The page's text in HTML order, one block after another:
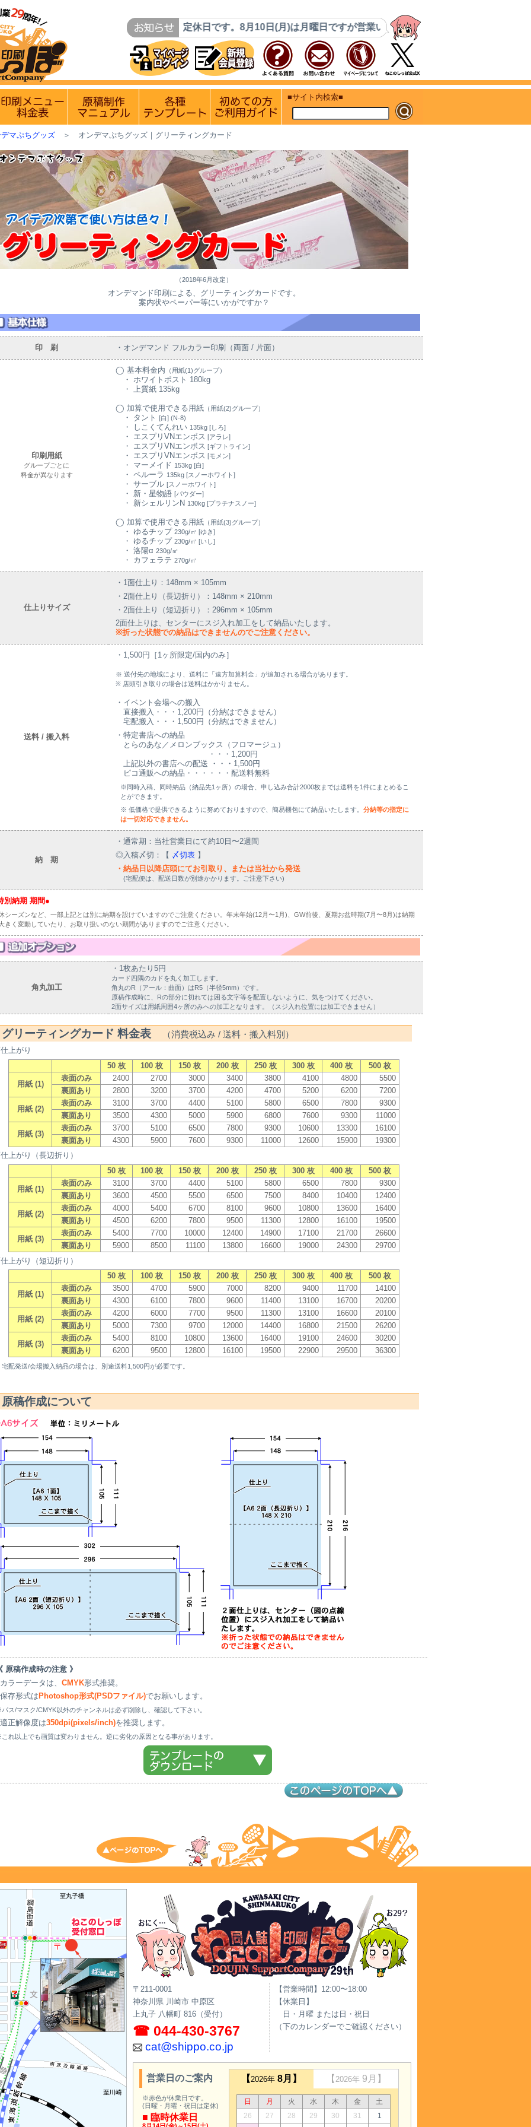
のお知らせ】 8月9日(日)は定休日です。8月10日(月)は月曜日ですが営業いたします。8月14日(金)・15日(土)はコミケ搬
初めての方 ご利用ガイド
■サイト内検索■
マぷちグッズ＞ オンデマぷちグッズ｜グリーティングカード
（2018年6月改定）
オンデマンド印刷による、グリーティングカードです。
案内状やペーパー等にいかがですか？
印 刷 ・オンデマンド フルカラー印刷（両面 / 片面）
印刷用紙
グループごとに
料金が異なります
◯ 基本料金内 （用紙(1)グループ）
・ ホワイトポスト 180kg
・ 上質紙 135kg
◯ 加算で使用できる用紙（用紙(2)グループ）
・ タント [白] (N-8)
・ しこくてんれい 135kg [しろ]
・ エスプリVNエンボス [アラレ]
・ エスプリVNエンボス [ギフトライン]
・ エスプリVNエンボス [モメン]
・ マーメイド 153kg [白]
・ ペルーラ 135kg [スノーホワイト]
・ サーブル [スノーホワイト]
・ 新・星物語 [パウダー]
・ 新シェルリンN 130kg [プラチナスノー]
◯ 加算で使用できる用紙（用紙(3)グループ）
・ ゆるチップ 230g/㎡ [ゆき]
・ ゆるチップ 230g/㎡ [いし]
・ 洛陽α 230g/㎡
・ カフェラテ 270g/㎡
仕上りサイズ
・1面仕上り：148mm × 105mm
・2面仕上り（長辺折り）：148mm × 210mm
・2面仕上り（短辺折り）：296mm × 105mm
2面仕上りは、センターにスジ入れ加工をして納品いたします。
※折った状態での納品はできませんのでご注意ください。
送料 / 搬入料
・1,500円［1ヶ所限定/国内のみ］
※ 送付先の地域により、送料に「遠方加算料金」が追加される場合があります。
※ 店頭引き取りの場合は送料はかかりません。
・イベント会場への搬入
直接搬入・・・1,200円（分納はできません）
宅配搬入・・・1,500円（分納はできません）
・特定書店への納品
とらのあな／メロンブックス（フロマージュ）
・・・1,200円
上記以外の書店への配送 ・・・1,500円
ピコ通販への納品・・・・・・配送料無料
※同時入稿、同時納品（納品先1ヶ所）の場合、申し込み合計2000枚までは送料を1件にまとめるこ
とができます。
※ 低価格で提供できるように努めておりますので、簡易梱包にて納品いたします。 分納等の指定に
は一切対応できません。
納 期
・通常期：当社営業日にて約10日〜2週間
◎入稿〆切：【 〆切表】
・納品日以降店頭にてお引取り、または当社から発送
(宅配便は、配送日数が別途かかります。ご注意下さい)
別納期 期間●
シーズンなど、一部上記とは別に納期を設けていますのでご注意ください。年末年始(12月〜1月)、GW前後、夏期お盆時期(7月〜8月)は納期
きく変動していたり、お取り扱いのない期間がありますのでご注意ください。
角丸加工
・1枚あたり5円
カード四隅のカドを丸く加工します。
角丸のR（アール：曲面）はR5（半径5mm）です。
原稿作成時に、Rの部分に切れては困る文字等を配置しないように、気をつけてください。
2面サイズは用紙周囲4ヶ所のみへの加工となります。（スジ入れ位置には加工できません）
グリーティングカード 料金表 （消費税込み / 送料・搬入料別）
上がり
50 枚
100 枚 150 枚 200 枚 250 枚 300 枚 400 枚 500 枚
用紙 (1)
表面のみ 2400 2700 3000 3400 3800 4100 4800
5500
裏面あり
2800 3200 3700 4200 4700 5200 6200 7200
用紙 (2)
表面のみ 3100 3700 4400 5100 5800 6500 7800
9300
裏面あり
3500 4300 5000 5900 6800 7600 9300 11000
用紙 (3)
表面のみ 3700 5100 6500 7800 9300 10600 13300
16100
裏面あり
4300 5900 7600 9300 11000 12600 15900
19300
上がり（長辺折り）
50 枚
100 枚 150 枚 200 枚 250 枚 300 枚 400 枚 500 枚
用紙 (1)
表面のみ 3100 3700 4400 5100 5800 6500 7800
9300
裏面あり
3600 4500 5500 6500 7500 8400 10400 12400
用紙 (2)
表面のみ 4000 5400 6700 8100 9600 10800 13600
16400
裏面あり
4500 6200 7800 9500 11300 12800 16100 19500
用紙 (3)
表面のみ 5400 7700 10000 12400 14900 17100 21700
26600
裏面あり
5900 8500 11100 13800 16600 19000 24300
29700
上がり（短辺折り）
50 枚
100 枚 150 枚 200 枚 250 枚 300 枚 400 枚 500 枚
用紙 (1)
表面のみ 3500 4700 5900 7000 8200 9400 11700
14100
裏面あり
4300 6100 7800 9600 11400 13100 16700 20200
用紙 (2)
表面のみ 4200 6000 7700 9500 11300 13100 16600
20100
裏面あり
5000 7300 9700 12000 14400 16800 21500 26200
用紙 (3)
表面のみ 5400 8100 10800 13600 16400 19100 24600
30200
裏面あり
6200 9500 12800 16100 19500 22900 29500 36300
配発送/会場搬入納品の場合は、別途送料1,500円が必要です。
原稿作成について
原稿作成時の注意 》
ラーデータは、CMYK形式推奨。
存形式は Photoshop形式(PSDファイル)でお願いします。
ス/マスク/CMYK以外のチャンネルは必ず削除し、確認して下さい。
正解像度は350dpi(pixels/inch)を推奨します。
れ以上でも画質は変わりません。逆に劣化の原因となる事があります。
トップへ戻る
〒211-0001
神奈川県 川崎市 中原区
上丸子 八幡町 816（受付）
☎ 044-430-3767
cat@shippo.co.jp
【営業時間】12:00〜18:00
【休業日】
日・月曜 または日・祝日
（下のカレンダーでご確認ください）
営業日のご案内
※赤色が休業日です。
(日曜・月曜・祝日は定休)
■ 臨時休業日
【2026年8月】 【 2026年 9月】
日 月 火 水 木 金
土
26
27 28 29 30 31
1